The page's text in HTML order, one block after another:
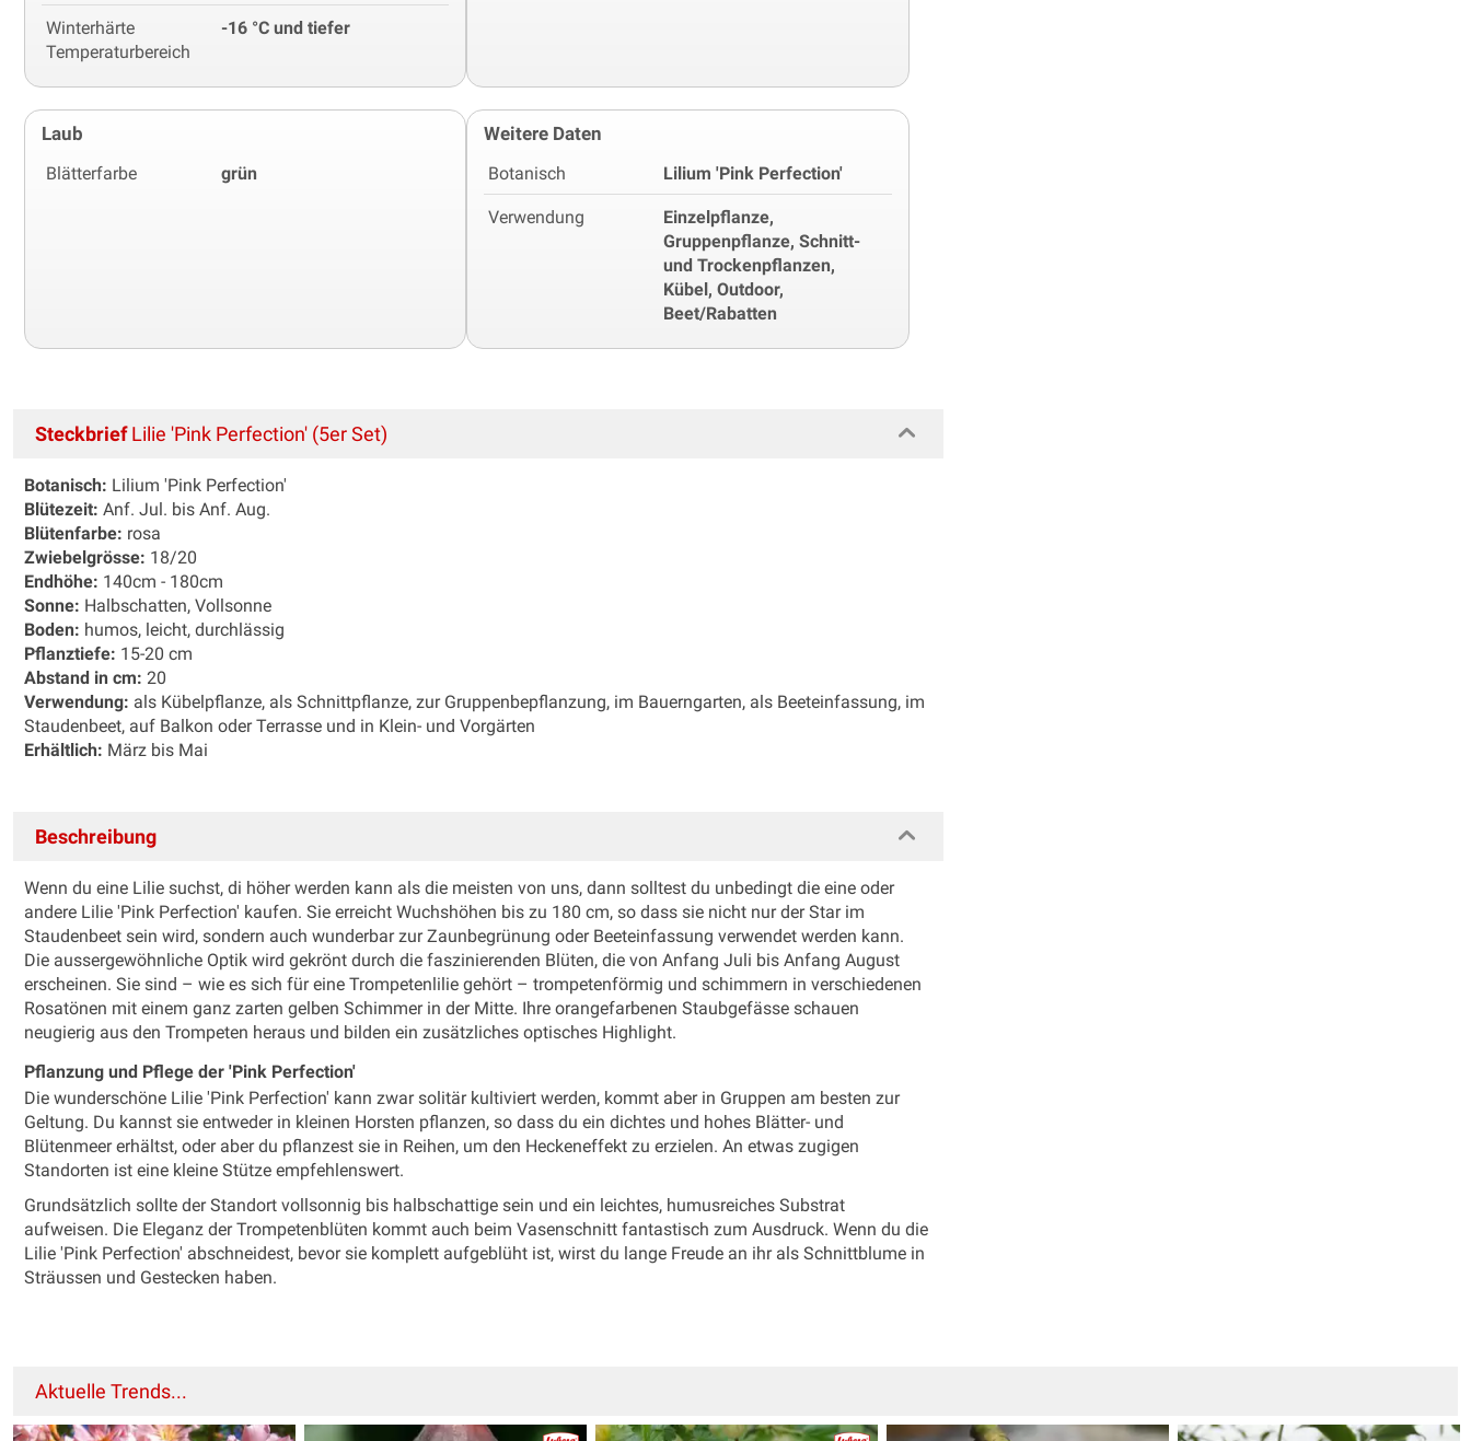
Winterhärte
Temperaturbereich
-16 °C und tiefer
Laub
Blätterfarbe grün
Weitere Daten
Botanisch Lilium 'Pink Perfection'
Verwendung
Einzelpflanze,
Gruppenpflanze, Schnitt-
und Trockenpflanzen,
Kübel, Outdoor,
Beet/Rabatten
SteckbriefLilie 'Pink Perfection' (5er Set)
Botanisch: Lilium 'Pink Perfection'
Blütezeit: Anf. Jul. bis Anf. Aug.
Blütenfarbe: rosa
Zwiebelgrösse: 18/20
Endhöhe: 140cm - 180cm
Sonne: Halbschatten, Vollsonne
Boden: humos, leicht, durchlässig
Pflanztiefe: 15-20 cm
Abstand in cm: 20
Verwendung: als Kübelpflanze, als Schnittpflanze, zur Gruppenbepflanzung, im Bauerngarten, als Beeteinfassung, im
Staudenbeet, auf Balkon oder Terrasse und in Klein- und Vorgärten
Erhältlich: März bis Mai
Beschreibung
Wenn du eine Lilie suchst, di höher werden kann als die meisten von uns, dann solltest du unbedingt die eine oder
andere Lilie 'Pink Perfection' kaufen. Sie erreicht Wuchshöhen bis zu 180 cm, so dass sie nicht nur der Star im
Staudenbeet sein wird, sondern auch wunderbar zur Zaunbegrünung oder Beeteinfassung verwendet werden kann.
Die aussergewöhnliche Optik wird gekrönt durch die faszinierenden Blüten, die von Anfang Juli bis Anfang August
erscheinen. Sie sind – wie es sich für eine Trompetenlilie gehört – trompetenförmig und schimmern in verschiedenen
Rosatönen mit einem ganz zarten gelben Schimmer in der Mitte. Ihre orangefarbenen Staubgefässe schauen
neugierig aus den Trompeten heraus und bilden ein zusätzliches optisches Highlight.
Pflanzung und Pflege der 'Pink Perfection'
Die wunderschöne Lilie 'Pink Perfection' kann zwar solitär kultiviert werden, kommt aber in Gruppen am besten zur
Geltung. Du kannst sie entweder in kleinen Horsten pflanzen, so dass du ein dichtes und hohes Blätter- und
Blütenmeer erhältst, oder aber du pflanzest sie in Reihen, um den Heckeneffekt zu erzielen. An etwas zugigen
Standorten ist eine kleine Stütze empfehlenswert.
Grundsätzlich sollte der Standort vollsonnig bis halbschattige sein und ein leichtes, humusreiches Substrat
aufweisen. Die Eleganz der Trompetenblüten kommt auch beim Vasenschnitt fantastisch zum Ausdruck. Wenn du die
Lilie 'Pink Perfection' abschneidest, bevor sie komplett aufgeblüht ist, wirst du lange Freude an ihr als Schnittblume in
Sträussen und Gestecken haben.
Aktuelle Trends...